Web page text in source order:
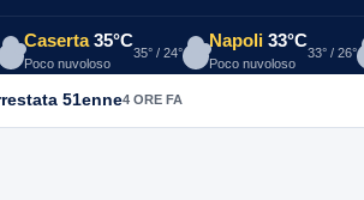
Caserta 35°C
Poco nuvoloso
35° / 24°
Napoli 33°C
Poco nuvoloso
33° / 26°
51enne4 ORE FA